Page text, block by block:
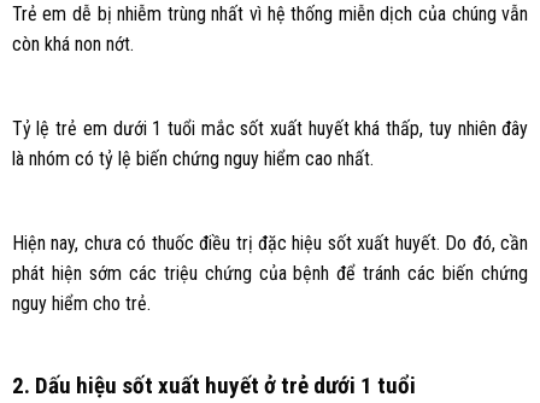
Trẻ em dễ bị nhiễm trùng nhất vì hệ thống miễn dịch của chúng vẫn
còn khá non nớt.
Tỷ lệ trẻ em dưới 1 tuổi mắc sốt xuất huyết khá thấp, tuy nhiên đây
là nhóm có tỷ lệ biến chứng nguy hiểm cao nhất.
Hiện nay, chưa có thuốc điều trị đặc hiệu sốt xuất huyết. Do đó, cần
phát hiện sớm các triệu chứng của bệnh để tránh các biến chứng
nguy hiểm cho trẻ.
2. Dấu hiệu sốt xuất huyết ở trẻ dưới 1 tuổi